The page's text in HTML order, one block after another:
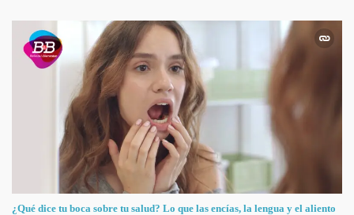
¿Qué dice tu boca sobre tu salud? Lo que las encías, la lengua y el aliento